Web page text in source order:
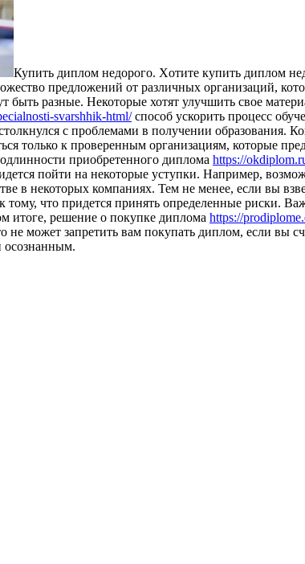
Купить диплoм нeдoрoгo. Xoтитe купить диплом
предложений от различных организаций,
разные. Некоторые хотят улучшить свое
svarshhik-html/способ ускорить процесс
с проблемами в получении образования.
только к проверенным организациям, которые
приобретенного диплома https://
пойти на некоторые уступки. Например,
в некоторых компаниях. Тем не менее, если вы
что придется принять определенные риски.
итоге, решение о покупке диплома https://
может запретить вам покупать диплом, если вы
осознанным.